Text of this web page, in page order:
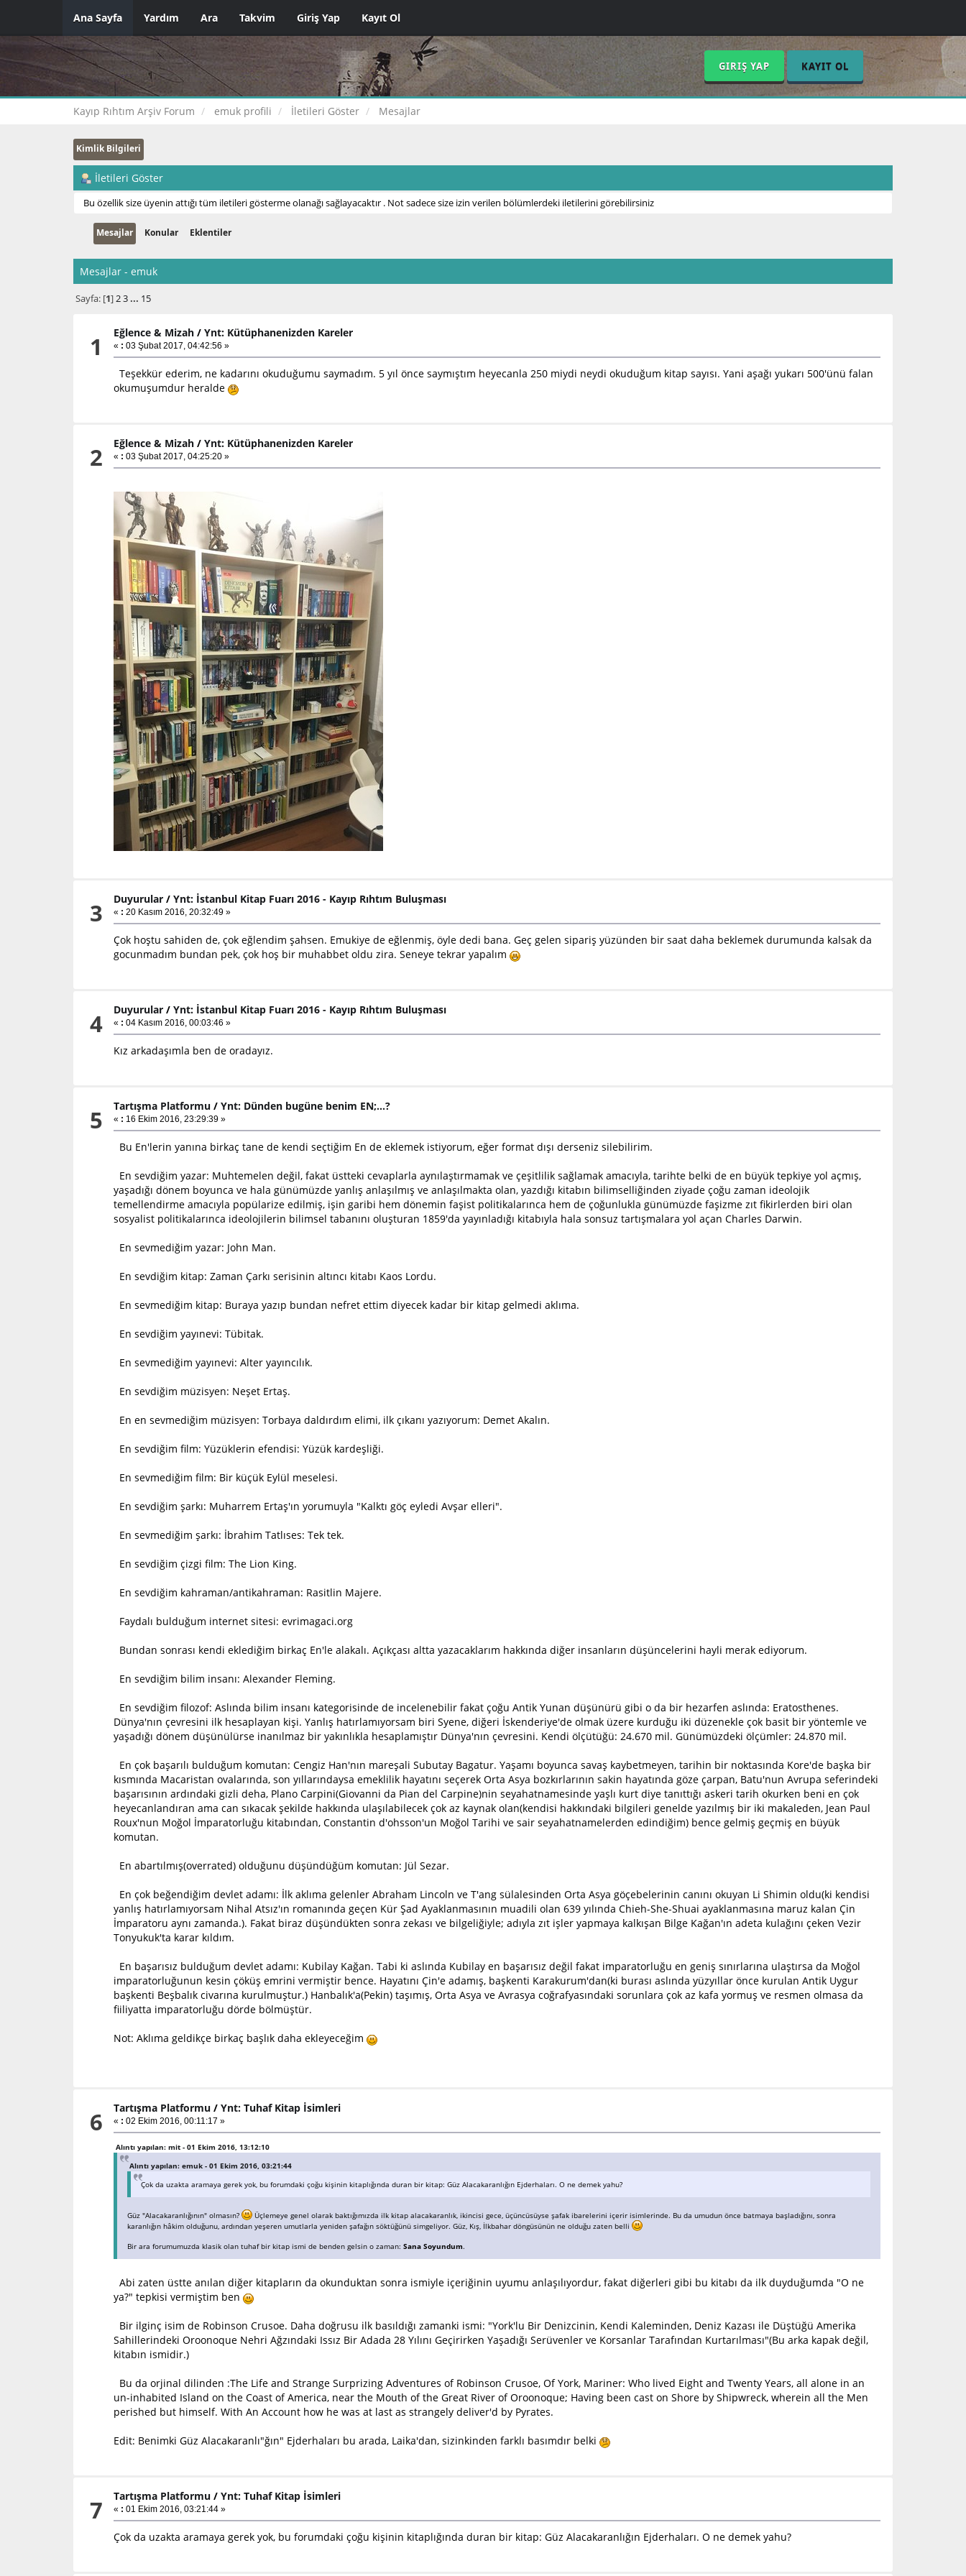
Ana Sayfa Yardım Ara Takvim Giriş Yap Kayıt Ol
GIRIŞ YAP KAYIT OL
Kayıp Rıhtım Arşiv Forum emuk profili İletileri Göster Mesajlar
Kimlik Bilgileri
İletileri Göster
Bu özellik size üyenin attığı tüm iletileri gösterme olanağı sağlayacaktır . Not sadece size izin verilen bölümlerdeki iletilerini görebilirsiniz
Mesajlar Konular Eklentiler
Mesajlar - emuk
Sayfa: [1]2 3 ... 15
1 Eğlence & Mizah /Ynt: Kütüphanenizden Kareler
« : 03 Şubat 2017, 04:42:56 »
Teşekkür ederim, ne kadarını okuduğumu saymadım. 5 yıl önce saymıştım heyecanla 250 miydi neydi okuduğum kitap sayısı. Yani aşağı yukarı 500'ünü falan
okumuşumdur heralde
2 Eğlence & Mizah /Ynt: Kütüphanenizden Kareler
« : 03 Şubat 2017, 04:25:20 »
3 Duyurular /Ynt: İstanbul Kitap Fuarı 2016 - Kayıp Rıhtım Buluşması
« : 20 Kasım 2016, 20:32:49 »
Çok hoştu sahiden de, çok eğlendim şahsen. Emukiye de eğlenmiş, öyle dedi bana. Geç gelen sipariş yüzünden bir saat daha beklemek durumunda kalsak da
gocunmadım bundan pek, çok hoş bir muhabbet oldu zira. Seneye tekrar yapalım
4 Duyurular /Ynt: İstanbul Kitap Fuarı 2016 - Kayıp Rıhtım Buluşması
« : 04 Kasım 2016, 00:03:46 »
Kız arkadaşımla ben de oradayız.
5 Tartışma Platformu /Ynt: Dünden bugüne benim EN;...?
« : 16 Ekim 2016, 23:29:39 »
Bu En'lerin yanına birkaç tane de kendi seçtiğim En de eklemek istiyorum, eğer format dışı derseniz silebilirim.
En sevdiğim yazar: Muhtemelen değil, fakat üstteki cevaplarla aynılaştırmamak ve çeşitlilik sağlamak amacıyla, tarihte belki de en büyük tepkiye yol açmış,
yaşadığı dönem boyunca ve hala günümüzde yanlış anlaşılmış ve anlaşılmakta olan, yazdığı kitabın bilimselliğinden ziyade çoğu zaman ideolojik
temellendirme amacıyla popülarize edilmiş, işin garibi hem dönemin faşist politikalarınca hem de çoğunlukla günümüzde faşizme zıt fikirlerden biri olan
sosyalist politikalarınca ideolojilerin bilimsel tabanını oluşturan 1859'da yayınladığı kitabıyla hala sonsuz tartışmalara yol açan Charles Darwin.
En sevmediğim yazar: John Man.
En sevdiğim kitap: Zaman Çarkı serisinin altıncı kitabı Kaos Lordu.
En sevmediğim kitap: Buraya yazıp bundan nefret ettim diyecek kadar bir kitap gelmedi aklıma.
En sevdiğim yayınevi: Tübitak.
En sevmediğim yayınevi: Alter yayıncılık.
En sevdiğim müzisyen: Neşet Ertaş.
En en sevmediğim müzisyen: Torbaya daldırdım elimi, ilk çıkanı yazıyorum: Demet Akalın.
En sevdiğim film: Yüzüklerin efendisi: Yüzük kardeşliği.
En sevmediğim film: Bir küçük Eylül meselesi.
En sevdiğim şarkı: Muharrem Ertaş'ın yorumuyla "Kalktı göç eyledi Avşar elleri".
En sevmediğim şarkı: İbrahim Tatlıses: Tek tek.
En sevdiğim çizgi film: The Lion King.
En sevdiğim kahraman/antikahraman: Rasitlin Majere.
Faydalı bulduğum internet sitesi: evrimagaci.org
Bundan sonrası kendi eklediğim birkaç En'le alakalı. Açıkçası altta yazacaklarım hakkında diğer insanların düşüncelerini hayli merak ediyorum.
En sevdiğim bilim insanı: Alexander Fleming.
En sevdiğim filozof: Aslında bilim insanı kategorisinde de incelenebilir fakat çoğu Antik Yunan düşünürü gibi o da bir hezarfen aslında: Eratosthenes.
Dünya'nın çevresini ilk hesaplayan kişi. Yanlış hatırlamıyorsam biri Syene, diğeri İskenderiye'de olmak üzere kurduğu iki düzenekle çok basit bir yöntemle ve
yaşadığı dönem düşünülürse inanılmaz bir yakınlıkla hesaplamıştır Dünya'nın çevresini. Kendi ölçütüğü: 24.670 mil. Günümüzdeki ölçümler: 24.870 mil.
En çok başarılı bulduğum komutan: Cengiz Han'nın mareşali Subutay Bagatur. Yaşamı boyunca savaş kaybetmeyen, tarihin bir noktasında Kore'de başka bir
kısmında Macaristan ovalarında, son yıllarındaysa emeklilik hayatını seçerek Orta Asya bozkırlarının sakin hayatında göze çarpan, Batu'nun Avrupa seferindeki
başarısının ardındaki gizli deha, Plano Carpini(Giovanni da Pian del Carpine)nin seyahatnamesinde yaşlı kurt diye tanıttığı askeri tarih okurken beni en çok
heyecanlandıran ama can sıkacak şekilde hakkında ulaşılabilecek çok az kaynak olan(kendisi hakkındaki bilgileri genelde yazılmış bir iki makaleden, Jean Paul
Roux'nun Moğol İmparatorluğu kitabından, Constantin d'ohsson'un Moğol Tarihi ve sair seyahatnamelerden edindiğim) bence gelmiş geçmiş en büyük
komutan.
En abartılmış(overrated) olduğunu düşündüğüm komutan: Jül Sezar.
En çok beğendiğim devlet adamı: İlk aklıma gelenler Abraham Lincoln ve T'ang sülalesinden Orta Asya göçebelerinin canını okuyan Li Shimin oldu(ki kendisi
yanlış hatırlamıyorsam Nihal Atsız'ın romanında geçen Kür Şad Ayaklanmasının muadili olan 639 yılında Chieh-She-Shuai ayaklanmasına maruz kalan Çin
İmparatoru aynı zamanda.). Fakat biraz düşündükten sonra zekası ve bilgeliğiyle; adıyla zıt işler yapmaya kalkışan Bilge Kağan'ın adeta kulağını çeken Vezir
Tonyukuk'ta karar kıldım.
En başarısız bulduğum devlet adamı: Kubilay Kağan. Tabi ki aslında Kubilay en başarısız değil fakat imparatorluğu en geniş sınırlarına ulaştırsa da Moğol
imparatorluğunun kesin çöküş emrini vermiştir bence. Hayatını Çin'e adamış, başkenti Karakurum'dan(ki burası aslında yüzyıllar önce kurulan Antik Uygur
başkenti Beşbalık civarına kurulmuştur.) Hanbalık'a(Pekin) taşımış, Orta Asya ve Avrasya coğrafyasındaki sorunlara çok az kafa yormuş ve resmen olmasa da
fiiliyatta imparatorluğu dörde bölmüştür.
Not: Aklıma geldikçe birkaç başlık daha ekleyeceğim
6 Tartışma Platformu /Ynt: Tuhaf Kitap İsimleri
« : 02 Ekim 2016, 00:11:17 »
Alıntı yapılan: mit - 01 Ekim 2016, 13:12:10
Alıntı yapılan: emuk - 01 Ekim 2016, 03:21:44
Çok da uzakta aramaya gerek yok, bu forumdaki çoğu kişinin kitaplığında duran bir kitap: Güz Alacakaranlığın Ejderhaları. O ne demek yahu?
Güz "Alacakaranlığının" olmasın?
Üçlemeye genel olarak baktığımızda ilk kitap alacakaranlık, ikincisi gece, üçüncüsüyse şafak ibarelerini içerir isimlerinde. Bu da umudun önce batmaya başladığını, sonra
karanlığın hâkim olduğunu, ardından yeşeren umutlarla yeniden şafağın söktüğünü simgeliyor. Güz, Kış, İlkbahar döngüsünün ne olduğu zaten belli
Bir ara forumumuzda klasik olan tuhaf bir kitap ismi de benden gelsin o zaman:Sana Soyundum.
Abi zaten üstte anılan diğer kitapların da okunduktan sonra ismiyle içeriğinin uyumu anlaşılıyordur, fakat diğerleri gibi bu kitabı da ilk duyduğumda "O ne
ya?" tepkisi vermiştim ben
Bir ilginç isim de Robinson Crusoe. Daha doğrusu ilk basıldığı zamanki ismi: "York'lu Bir Denizcinin, Kendi Kaleminden, Deniz Kazası ile Düştüğü Amerika
Sahillerindeki Oroonoque Nehri Ağzındaki Issız Bir Adada 28 Yılını Geçirirken Yaşadığı Serüvenler ve Korsanlar Tarafından Kurtarılması"(Bu arka kapak değil,
kitabın ismidir.)
Bu da orjinal dilinden :The Life and Strange Surprizing Adventures of Robinson Crusoe, Of York, Mariner: Who lived Eight and Twenty Years, all alone in an
un-inhabited Island on the Coast of America, near the Mouth of the Great River of Oroonoque; Having been cast on Shore by Shipwreck, wherein all the Men
perished but himself. With An Account how he was at last as strangely deliver'd by Pyrates.
Edit: Benimki Güz Alacakaranlı"ğın" Ejderhaları bu arada, Laika'dan, sizinkinden farklı basımdır belki
7 Tartışma Platformu /Ynt: Tuhaf Kitap İsimleri
« : 01 Ekim 2016, 03:21:44 »
Çok da uzakta aramaya gerek yok, bu forumdaki çoğu kişinin kitaplığında duran bir kitap: Güz Alacakaranlığın Ejderhaları. O ne demek yahu?